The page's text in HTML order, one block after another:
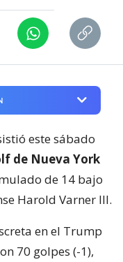
este sábado
de Nueva York
de 14 bajo
Harold Varner III.
en el Trump
70 golpes (-1),